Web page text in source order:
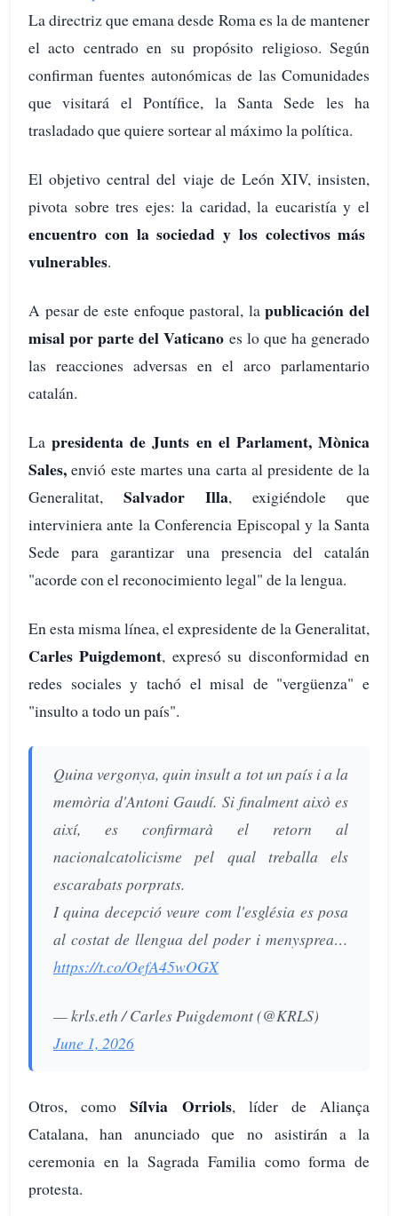
La directriz que emana desde Roma es la de mantener
el acto centrado en su propósito religioso. Según
confirman fuentes autonómicas de las Comunidades
que visitará el Pontífice, la Santa Sede les ha
trasladado que quiere sortear al máximo la política.
El objetivo central del viaje de León XIV, insisten,
pivota sobre tres ejes: la caridad, la eucaristía y el
encuentro con la sociedad y los colectivos más
vulnerables.
A pesar de este enfoque pastoral, lapublicación del
misal por parte del Vaticano es lo que ha generado
las reacciones adversas en el arco parlamentario
catalán.
La presidenta de Junts en el Parlament, Mònica
Sales, envió este martes una carta al presidente de la
Generalitat, Salvador Illa, exigiéndole que
interviniera ante la Conferencia Episcopal y la Santa
Sede para garantizar una presencia del catalán
"acorde con el reconocimiento legal" de la lengua.
En esta misma línea, el expresidente de la Generalitat,
Carles Puigdemont, expresó su disconformidad en
redes sociales y tachó el misal de "vergüenza" e
"insulto a todo un país".
Quina vergonya, quin insult a tot un país i a la
memòria d'Antoni Gaudí. Si finalment això es
així, es confirmarà el retorn al
nacionalcatolicisme pel qual treballa els
escarabats porprats.
I quina decepció veure com l'església es posa
al costat de llengua del poder i menysprea…
https://t.co/OefA45wOGX
— krls.eth / Carles Puigdemont (@KRLS)
June 1, 2026
Otros, comoSílvia Orriols, líder de Aliança
Catalana, han anunciado que no asistirán a la
ceremonia en la Sagrada Familia como forma de
protesta.